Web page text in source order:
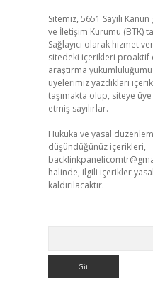
Sitemiz, 5651 Sayılı
ve İletişim Kurumu (BTK)
Sağlayıcı olarak hizmet
sitedeki içerikleri proaktif
araştırma
üyelerimiz yazdıkları
taşımakta olup, siteye
etmiş sayılırlar.
Hukuka ve yasal
düşündüğünüz içerikleri,
halinde, ilgili içerikler
kaldırılacaktır.